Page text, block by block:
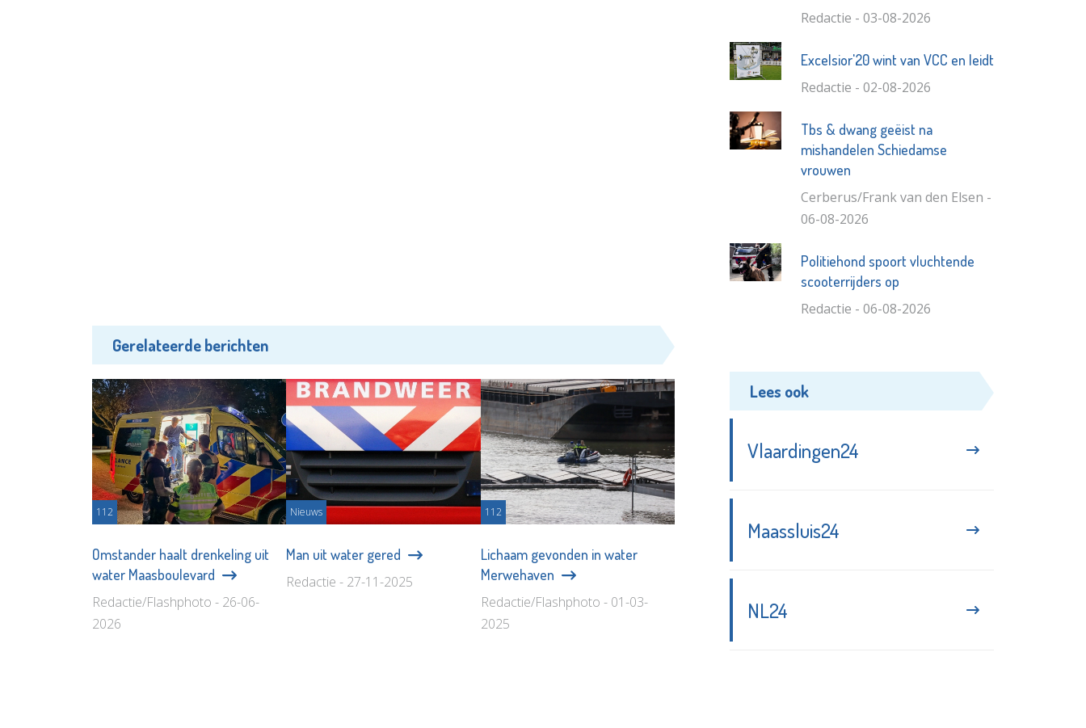
Gerelateerde berichten
112
Omstander haalt drenkeling uit
water Maasboulevard
Redactie/Flashphoto - 26-06-
2026
Nieuws
Man uit water gered
Redactie - 27-11-2025
112
Lichaam gevonden in water
Merwehaven
Redactie/Flashphoto - 01-03-
2025
Redactie - 03-08-2026
Excelsior'20 wint van VCC en leidt
Redactie - 02-08-2026
Tbs & dwang geëist na
mishandelen Schiedamse
vrouwen
Cerberus/Frank van den Elsen -
06-08-2026
Politiehond spoort vluchtende
scooterrijders op
Redactie - 06-08-2026
Lees ook
Vlaardingen24
Maassluis24
NL24